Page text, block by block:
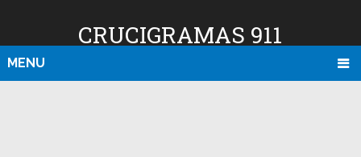
CRUCIGRAMAS 911
MENU